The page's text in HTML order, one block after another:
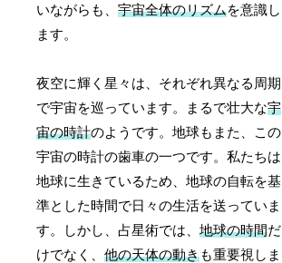
いながらも、宇宙全体のリズムを意識し
ます。
夜空に輝く星々は、それぞれ異なる周期
で宇宙を巡っています。まるで壮大な宇
宙の時計のようです。地球もまた、この
宇宙の時計の歯車の一つです。私たちは
地球に生きているため、地球の自転を基
準とした時間で日々の生活を送っていま
す。しかし、占星術では、地球の時間だ
けでなく、他の天体の動きも重要視しま